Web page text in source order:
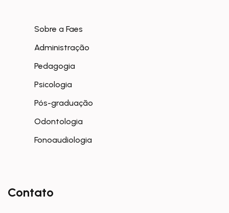
Sobre a Faes
Administração
Pedagogia
Psicologia
Pós-graduação
Odontologia
Fonoaudiologia
Contato